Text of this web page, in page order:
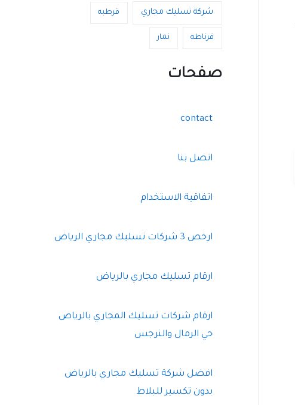
شركة تسليك مجاري قرطبه
قرناطه نمار
صفحات
contact
اتصل بنا
اتفاقية الاستخدام
ارخص 3 شركات تسليك مجاري الرياض
ارقام تسليك مجاري بالرياض
ارقام شركات تسليك المجاري بالرياض
حي الرمال والنرجس
افضل شركة تسليك مجاري بالرياض
بدون تكسير للبلاط